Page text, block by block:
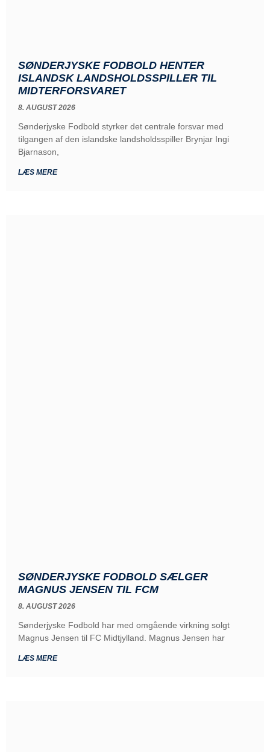
SØNDERJYSKE FODBOLD HENTER
ISLANDSK LANDSHOLDSSPILLER TIL
MIDTERFORSVARET
8. AUGUST 2026
Sønderjyske Fodbold styrker det centrale forsvar med
tilgangen af den islandske landsholdsspiller Brynjar Ingi
Bjarnason,
LÆS MERE
SØNDERJYSKE FODBOLD SÆLGER
MAGNUS JENSEN TIL FCM
8. AUGUST 2026
Sønderjyske Fodbold har med omgående virkning solgt
Magnus Jensen til FC Midtjylland. Magnus Jensen har
LÆS MERE